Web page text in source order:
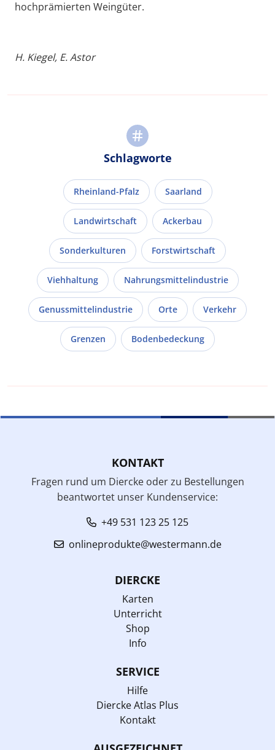
hochprämierten Weingüter.
H. Kiegel, E. Astor
Schlagworte
Rheinland-Pfalz Saarland
Landwirtschaft Ackerbau
Sonderkulturen Forstwirtschaft
Viehhaltung Nahrungsmittelindustrie
Genussmittelindustrie Orte Verkehr
Grenzen Bodenbedeckung
KONTAKT
Fragen rund um Diercke oder zu Bestellungen
beantwortet unser Kundenservice:
+49 531 123 25 125
onlineprodukte@westermann.de
DIERCKE
Karten
Unterricht
Shop
Info
SERVICE
Hilfe
Diercke Atlas Plus
Kontakt